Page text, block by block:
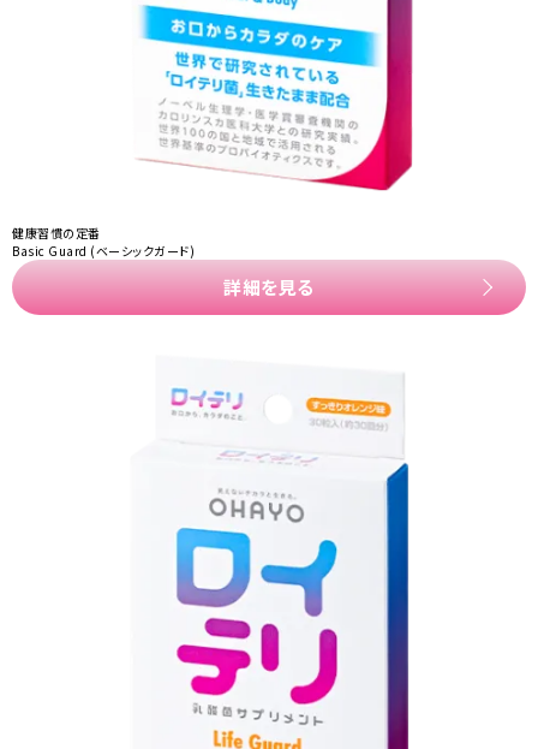
健康習慣の定番
Basic Guard (ベーシックガード)
詳細を見る